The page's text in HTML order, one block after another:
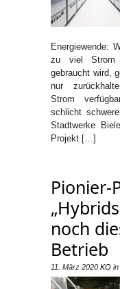
Energiewende:
zu viel Strom
gebraucht wird,
nur
Strom
schlicht
Stadtwerke
Projekt […]
Pionier-
noch
Betrieb
11. März 2020 KO in